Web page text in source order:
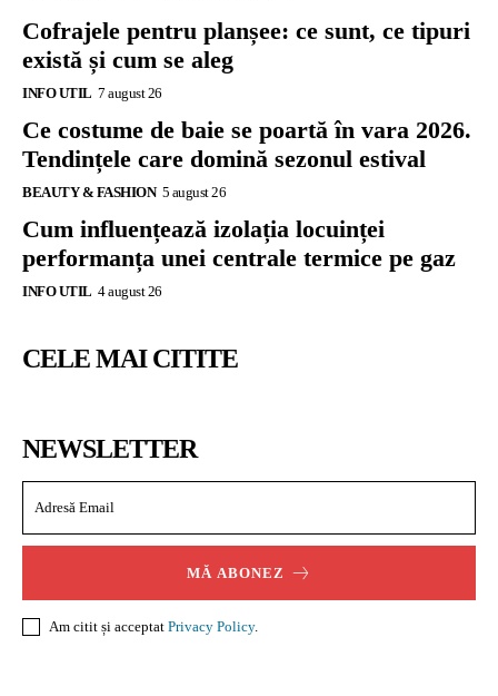
Cofrajele pentru planșee: ce sunt, ce tipuri
există și cum se aleg
INFO UTIL 7 august 26
Ce costume de baie se poartă în vara 2026.
Tendințele care domină sezonul estival
BEAUTY & FASHION 5 august 26
Cum influențează izolația locuinței
performanța unei centrale termice pe gaz
INFO UTIL 4 august 26
CELE MAI CITITE
NEWSLETTER
MĂ ABONEZ
Am citit și acceptat Privacy Policy.